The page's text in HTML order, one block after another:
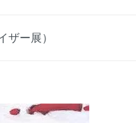
ザー展）